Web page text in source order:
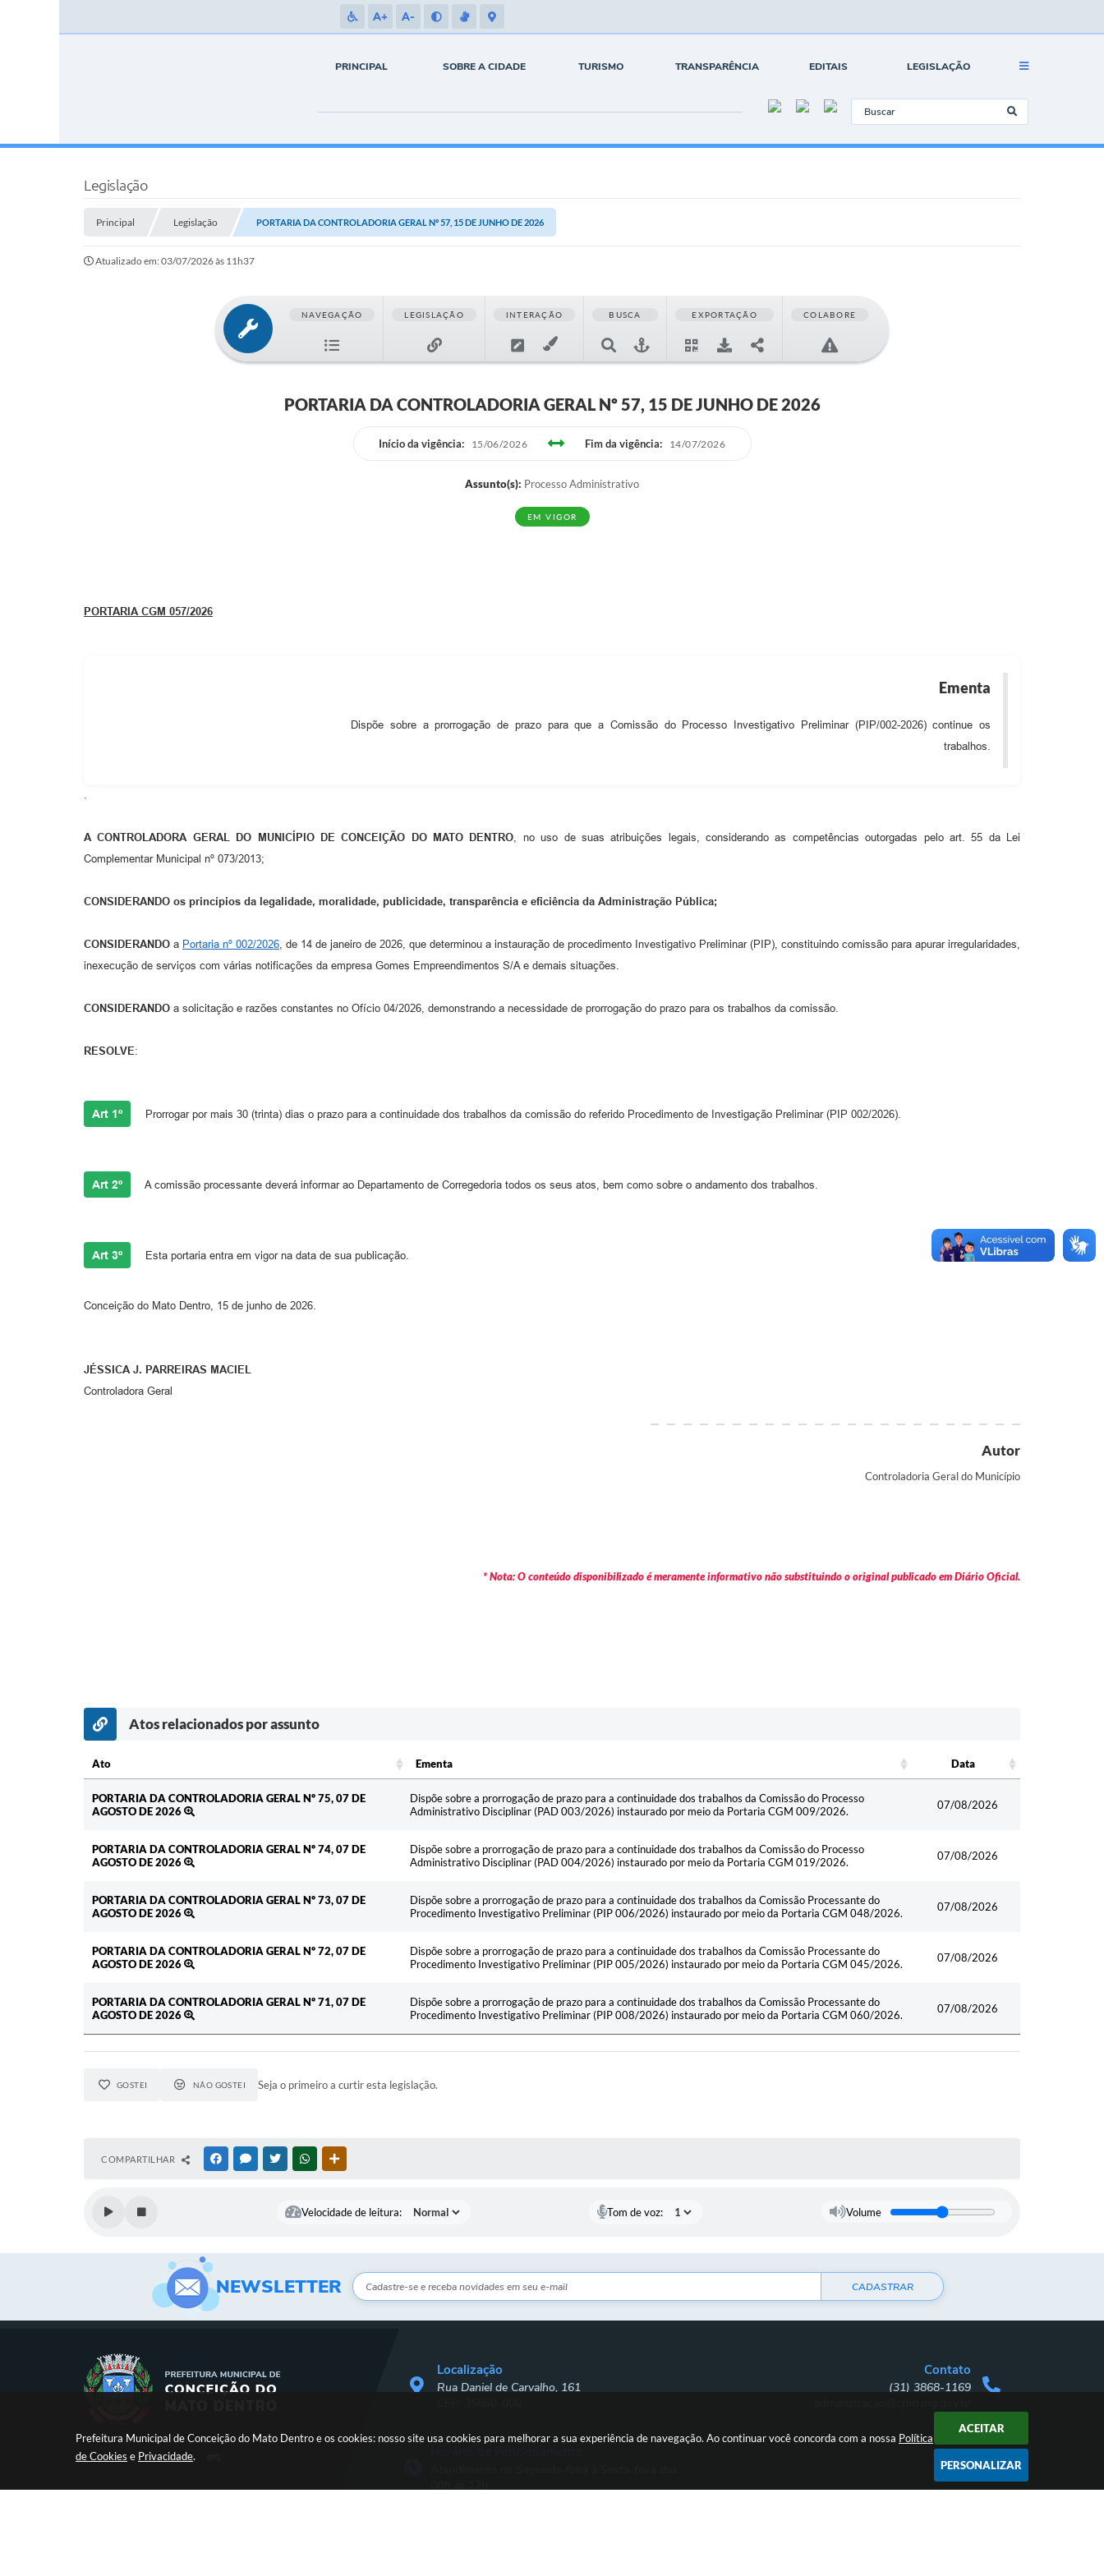
Prefeitura Municipal de Conceição do Mato Dentro e os cookies: nosso site usa cookies para melhorar a sua experiência de navegação. Ao continuar você concorda com a nossa Política
de Cookies e Privacidade.
ACEITAR
PERSONALIZAR
A+ A-
PRINCIPAL SOBRE A CIDADE TURISMO TRANSPARÊNCIA EDITAIS LEGISLAÇÃO
Legislação
Principal Legislação PORTARIA DA CONTROLADORIA GERAL Nº 57, 15 DE JUNHO DE 2026
Atualizado em: 03/07/2026 às 11h37
NAVEGAÇÃO LEGISLAÇÃO INTERAÇÃO BUSCA EXPORTAÇÃO COLABORE
PORTARIA DA CONTROLADORIA GERAL Nº 57, 15 DE JUNHO DE 2026
Início da vigência: 15/06/2026 Fim da vigência: 14/07/2026
Assunto(s): Processo Administrativo
EM VIGOR
PORTARIA CGM 057/2026
Ementa
Dispõe sobre a prorrogação de prazo para que a Comissão do Processo Investigativo Preliminar (PIP/002-2026) continue os
trabalhos.
.
A CONTROLADORA GERAL DO MUNICÍPIO DE CONCEIÇÃO DO MATO DENTRO, no uso de suas atribuições legais, considerando as competências outorgadas pelo art. 55 da Lei
Complementar Municipal nº 073/2013;
CONSIDERANDO os princípios da legalidade, moralidade, publicidade, transparência e eficiência da Administração Pública;
CONSIDERANDO a Portaria nº 002/2026, de 14 de janeiro de 2026, que determinou a instauração de procedimento Investigativo Preliminar (PIP), constituindo comissão para apurar irregularidades,
inexecução de serviços com várias notificações da empresa Gomes Empreendimentos S/A e demais situações.
CONSIDERANDO a solicitação e razões constantes no Ofício 04/2026, demonstrando a necessidade de prorrogação do prazo para os trabalhos da comissão.
RESOLVE:
Art 1º Prorrogar por mais 30 (trinta) dias o prazo para a continuidade dos trabalhos da comissão do referido Procedimento de Investigação Preliminar (PIP 002/2026).
Art 2º A comissão processante deverá informar ao Departamento de Corregedoria todos os seus atos, bem como sobre o andamento dos trabalhos.
Art 3º Esta portaria entra em vigor na data de sua publicação.
Conceição do Mato Dentro, 15 de junho de 2026.
JÉSSICA J. PARREIRAS MACIEL
Controladora Geral
Autor
Controladoria Geral do Município
* Nota: O conteúdo disponibilizado é meramente informativo não substituindo o original publicado em Diário Oficial.
Atos relacionados por assunto
Ato Ementa
Data
PORTARIA DA CONTROLADORIA GERAL Nº 75, 07 DE
AGOSTO DE 2026
Dispõe sobre a prorrogação de prazo para a continuidade dos trabalhos da Comissão do Processo
Administrativo Disciplinar (PAD 003/2026) instaurado por meio da Portaria CGM 009/2026.
07/08/2026
PORTARIA DA CONTROLADORIA GERAL Nº 74, 07 DE
AGOSTO DE 2026
Dispõe sobre a prorrogação de prazo para a continuidade dos trabalhos da Comissão do Processo
Administrativo Disciplinar (PAD 004/2026) instaurado por meio da Portaria CGM 019/2026.
07/08/2026
PORTARIA DA CONTROLADORIA GERAL Nº 73, 07 DE
AGOSTO DE 2026
Dispõe sobre a prorrogação de prazo para a continuidade dos trabalhos da Comissão Processante do
Procedimento Investigativo Preliminar (PIP 006/2026) instaurado por meio da Portaria CGM 048/2026.
07/08/2026
PORTARIA DA CONTROLADORIA GERAL Nº 72, 07 DE
AGOSTO DE 2026
Dispõe sobre a prorrogação de prazo para a continuidade dos trabalhos da Comissão Processante do
Procedimento Investigativo Preliminar (PIP 005/2026) instaurado por meio da Portaria CGM 045/2026.
07/08/2026
PORTARIA DA CONTROLADORIA GERAL Nº 71, 07 DE
AGOSTO DE 2026
Dispõe sobre a prorrogação de prazo para a continuidade dos trabalhos da Comissão Processante do
Procedimento Investigativo Preliminar (PIP 008/2026) instaurado por meio da Portaria CGM 060/2026.
07/08/2026
GOSTEI NÃO GOSTEI Seja o primeiro a curtir esta legislação.
COMPARTILHAR FACEBOOKMESSENGER
TWITTERWHATSAPP
Velocidade de leitura: Tom de voz: Volume
NEWSLETTER CADASTRAR
Localização
Rua Daniel de Carvalho, 161
Contato
(31) 3868-1169